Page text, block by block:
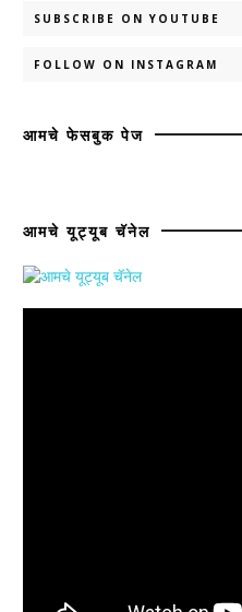
SUBSCRIBE ON YOUTUBE
FOLLOW ON INSTAGRAM
आमचे फेसबुक पेज
आमचे यूट्यूब चॅनेल